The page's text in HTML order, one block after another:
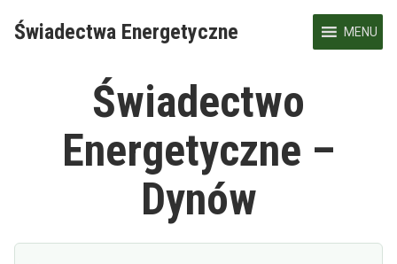
Świadectwa Energetyczne MENU
Świadectwo
Energetyczne –
Dynów